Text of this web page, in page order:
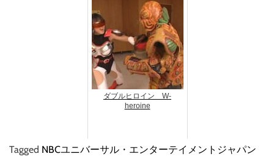
ダブルヒロイン W-
heroine
Tagged NBCユニバーサル・エンターテイメントジャパン